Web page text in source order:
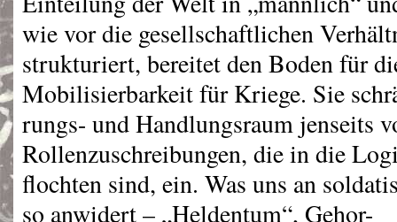
wie vor die gesellschaftlichen
strukturiert, bereitet den Boden für
Mobilisierbarkeit für Kriege. Sie
rungs- und Handlungsraum jenseits
Rollenzuschreibungen, die in die
flochten sind, ein. Was uns an
so anwidert – „Heldentum“, Gehor-